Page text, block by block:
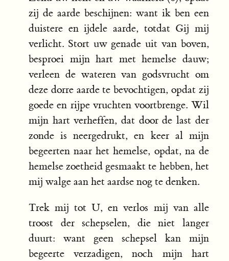
zij de aarde beschijnen: want ik ben een
duistere en ijdele aarde, totdat Gij mij
verlicht. Stort uw genade uit van boven,
besproei mijn hart met hemelse dauw;
verleen de wateren van godsvrucht om
deze dorre aarde te bevochtigen, opdat zij
goede en rijpe vruchten voortbrenge. Wil
mijn hart verheffen, dat door de last der
zonde is neergedrukt, en keer al mijn
begeerten naar het hemelse, opdat, na de
hemelse zoetheid gesmaakt te hebben, het
mij walge aan het aardse nog te denken.
Trek mij tot U, en verlos mij van alle
troost der schepselen, die niet langer
duurt: want geen schepsel kan mijn
begeerte verzadigen, noch mijn hart